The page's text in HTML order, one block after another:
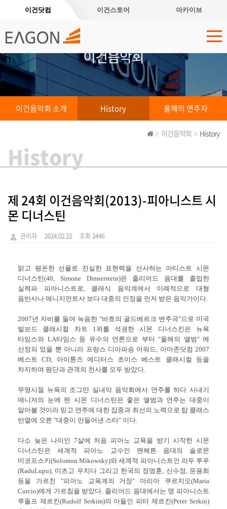
이건닷컴 이건스토어 아카이브
이건음악회
이건음악회 소개 History 올해의 연주자
이건음악회 History
History
제 24회 이건음악회(2013)-피아니스트 시
몬 디너스틴
관리자 2024.02.22 조회 2446
맑고 평온한 선율로 진실한 표현력을 선사하는 아티스트 시몬
디너스틴(40, Simone Dinnerstein)은 줄리어드 음대를 졸업한
실력파 피아니스트로, 클래식 음악계에서 이례적으로 대형
음반사나 매니지먼트사 보다 대중의 인정을 먼저 받은 음악가이다.
2007년 자비를 들여 녹음한 "바흐의 골드베르크 변주곡"으로 미국
빌보드 클래시컬 차트 1위를 석권한 시몬 디너스킨은 뉴욕
타임스와 LA타임스 등 유수의 언론으로 부터 "올해의 앨범" 에
선정되 었을 뿐 아니라 프랑스 디아파송 어워드, 아마존닷컴 2007
베스트 CD, 아이튠즈 에디터스 초이스 베스트 클래시컬 등을
차지하며 평단과 관객의 천사를 모두 받았다.
무명시절 뉴욕의 조그만 실내악 음악회에서 연주를 하다 사내기
매니저의 눈에 띈 시몬 디너스틴은 좋은 앨범과 연주는 대중이
알아볼 것이라 믿고 연주에 대한 집중과 최선의 노력으로 탑 클래스
반열에 오른 "대중이 만들어낸 스타" 이다.
다소 늦은 나이인 7살에 처음 피아노 교육을 받기 시작한 시몬
디너스틴은 세계적 피아노 교수인 맨헤튼 음대의 솔로몬
미코프스키(Solomon Mikowsky)와 세계적 피아니스트인 라두 루푸
(RaduLupu), 미츠고 우치다 그리고 한국의 정명훈, 신수정, 문용희
등을 가르친 "피아노 교육계의 거장" 마리아 쿠르치오(Maria
Curcio)에게 가르침을 받았다. 줄리어드 음대에서는 명 피아니스트
루돌프 제르킨(Rudolf Serkim)의 아들인 피터 제르킨(Peter Serkin)